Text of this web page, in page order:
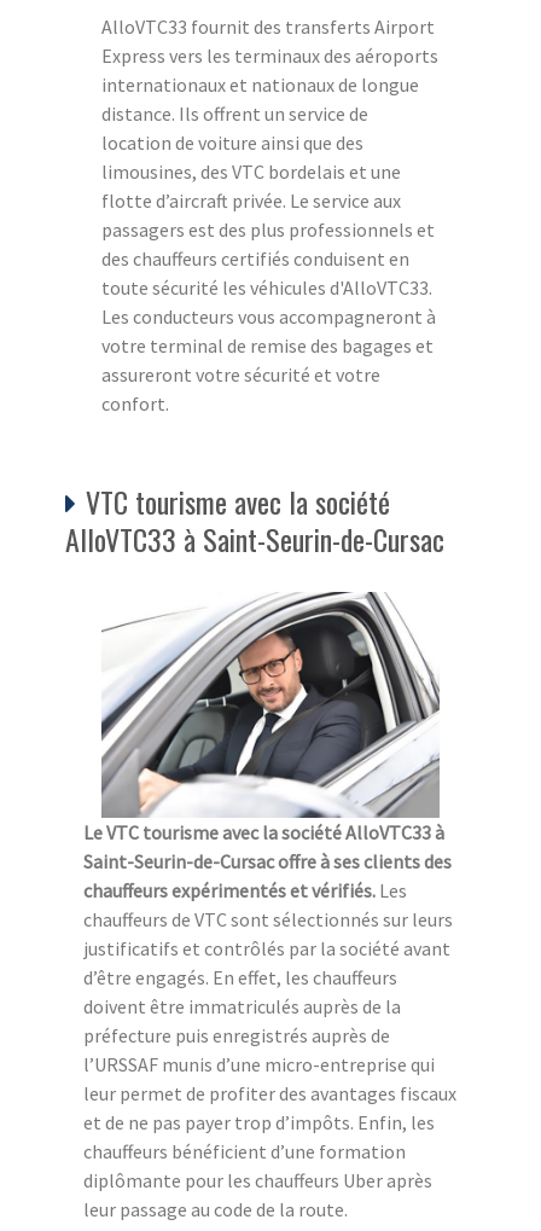
AlloVTC33 fournit des transferts Airport
Express vers les terminaux des aéroports
internationaux et nationaux de longue
distance. Ils offrent un service de
location de voiture ainsi que des
limousines, des VTC bordelais et une
flotte d’aircraft privée. Le service aux
passagers est des plus professionnels et
des chauffeurs certifiés conduisent en
toute sécurité les véhicules d'AlloVTC33.
Les conducteurs vous accompagneront à
votre terminal de remise des bagages et
assureront votre sécurité et votre
confort.
VTC tourisme avec la société
AlloVTC33 à Saint-Seurin-de-Cursac
Le VTC tourisme avec la société AlloVTC33 à
Saint-Seurin-de-Cursac offre à ses clients des
chauffeurs expérimentés et vérifiés. Les
chauffeurs de VTC sont sélectionnés sur leurs
justificatifs et contrôlés par la société avant
d’être engagés. En effet, les chauffeurs
doivent être immatriculés auprès de la
préfecture puis enregistrés auprès de
l’URSSAF munis d’une micro-entreprise qui
leur permet de profiter des avantages fiscaux
et de ne pas payer trop d’impôts. Enfin, les
chauffeurs bénéficient d’une formation
diplômante pour les chauffeurs Uber après
leur passage au code de la route.